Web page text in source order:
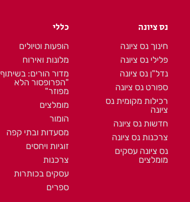
נס ציונה
חינוך נס ציונה
פלילי נס ציונה
נדל"ן נס ציונה
ספורט נס ציונה
רכילות מקומית נס
ציונה
חדשות נס ציונה
צרכנות נס ציונה
נס ציונה עסקים
מומלצים
כללי
הופעות וטיולים
מלונות ואירוח
מדור הורים: בשיתוף
"הפרופסור הלא
מפוזר"
מומלצים
הומור
מסעדות ובתי קפה
זוגיות ויחסים
צרכנות
עסקים בכותרות
ספרים